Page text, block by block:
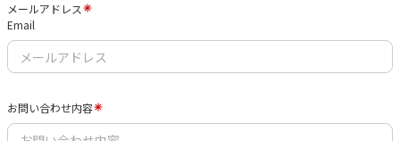
メールアドレス
Email
お問い合わせ内容